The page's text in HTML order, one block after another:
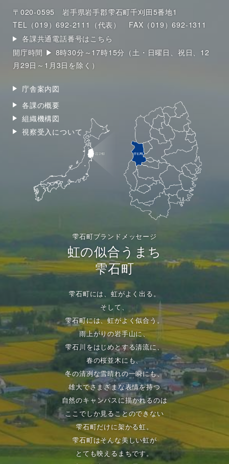
〒020-0595 岩手県岩手郡雫石町千刈田5番地1
TEL（019）692-2111（代表）
FAX（019）692-1311
各課共通電話番号はこちら
開庁時間 ▶ 8時30分～17時15分（土・日曜日、祝日、12
月29日～1月3日を除く）
庁舎案内図
各課の概要
組織機構図
視察受入について
雫石町ブランドメッセージ
虹の似合うまち
雫石町
雫石町には、虹がよく出る。
そして、
雫石町には、虹がよく似合う。
雨上がりの岩手山に、
雫石川をはじめとする清流に、
春の桜並木にも、
冬の清冽な雪晴れの一瞬にも、
雄大でさまざまな表情を持つ
自然のキャンパスに描かれるのは
ここでしか見ることのできない
雫石町だけに架かる虹。
雫石町はそんな美しい虹が
とても映えるまちです。